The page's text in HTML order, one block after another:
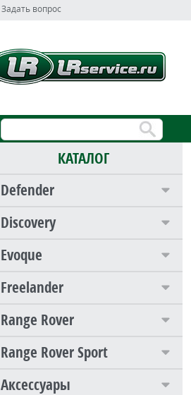
Задать вопрос
КАТАЛОГ
Defender
Discovery
Evoque
Freelander
Range Rover
Range Rover Sport
Аксессуары